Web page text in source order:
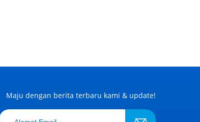
Maju dengan berita terbaru kami & update!